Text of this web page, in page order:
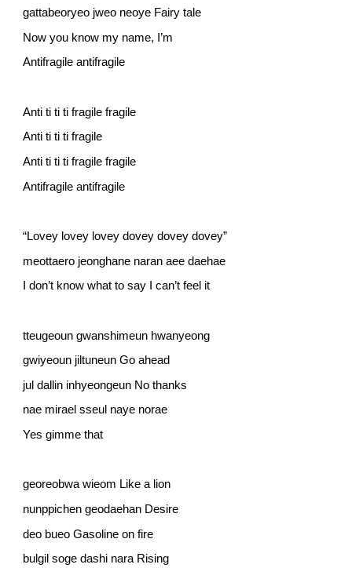
gattabeoryeo jweo neoye Fairy tale
Now you know my name, I’m
Antifragile antifragile
Anti ti ti ti fragile fragile
Anti ti ti ti fragile
Anti ti ti ti fragile fragile
Antifragile antifragile
“Lovey lovey lovey dovey dovey dovey”
meottaero jeonghane naran aee daehae
I don’t know what to say I can’t feel it
tteugeoun gwanshimeun hwanyeong
gwiyeoun jiltuneun Go ahead
jul dallin inhyeongeun No thanks
nae mirael sseul naye norae
Yes gimme that
georeobwa wieom Like a lion
nunppichen geodaehan Desire
deo bueo Gasoline on fire
bulgil soge dashi nara Rising